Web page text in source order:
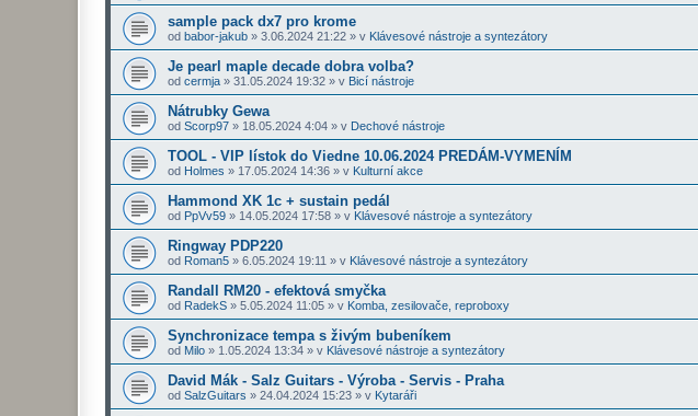
sample pack dx7 pro krome
od babor-jakub » 3.06.2024 21:22 » v Klávesové nástroje a syntezátory
Je pearl maple decade dobra volba?
od cermja » 31.05.2024 19:32 » v Bicí nástroje
Nátrubky Gewa
od Scorp97 » 18.05.2024 4:04 » v Dechové nástroje
TOOL - VIP lístok do Viedne 10.06.2024 PREDÁM-VYMENÍM
od Holmes » 17.05.2024 14:36 » v Kulturní akce
Hammond XK 1c + sustain pedál
od PpVv59 » 14.05.2024 17:58 » v Klávesové nástroje a syntezátory
Ringway PDP220
od Roman5 » 6.05.2024 19:11 » v Klávesové nástroje a syntezátory
Randall RM20 - efektová smyčka
od RadekS » 5.05.2024 11:05 » v Komba, zesilovače, reproboxy
Synchronizace tempa s živým bubeníkem
od Milo » 1.05.2024 13:34 » v Klávesové nástroje a syntezátory
David Mák - Salz Guitars - Výroba - Servis - Praha
od SalzGuitars » 24.04.2024 15:23 » v Kytaráři